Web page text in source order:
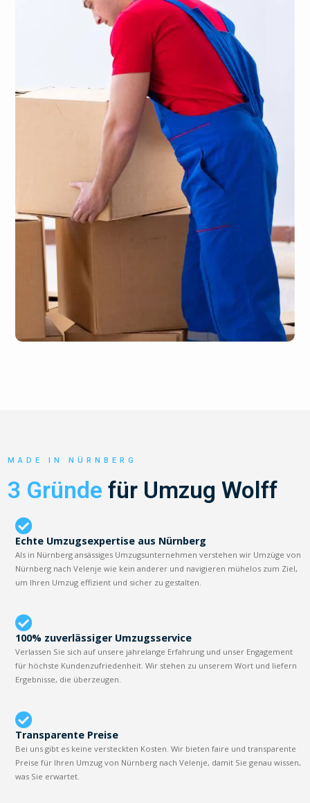
MADE IN NÜRNBERG
3 Gründe für Umzug Wolff
Echte Umzugsexpertise aus Nürnberg
Als in Nürnberg ansässiges Umzugsunternehmen verstehen wir Umzüge von
Nürnberg nach Velenje wie kein anderer und navigieren mühelos zum Ziel,
um Ihren Umzug effizient und sicher zu gestalten.
100% zuverlässiger Umzugsservice
Verlassen Sie sich auf unsere jahrelange Erfahrung und unser Engagement
für höchste Kundenzufriedenheit. Wir stehen zu unserem Wort und liefern
Ergebnisse, die überzeugen.
Transparente Preise
Bei uns gibt es keine versteckten Kosten. Wir bieten faire und transparente
Preise für Ihren Umzug von Nürnberg nach Velenje, damit Sie genau wissen,
was Sie erwartet.